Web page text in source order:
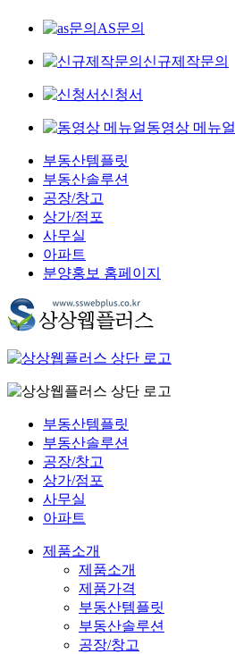
AS문의
신규제작문의
신청서
동영상 메뉴얼
부동산템플릿
부동산솔루션
공장/창고
상가/점포
사무실
아파트
분양홍보 홈페이지
부동산템플릿
부동산솔루션
공장/창고
상가/점포
사무실
아파트
제품소개
제품소개
제품가격
부동산템플릿
부동산솔루션
공장/창고